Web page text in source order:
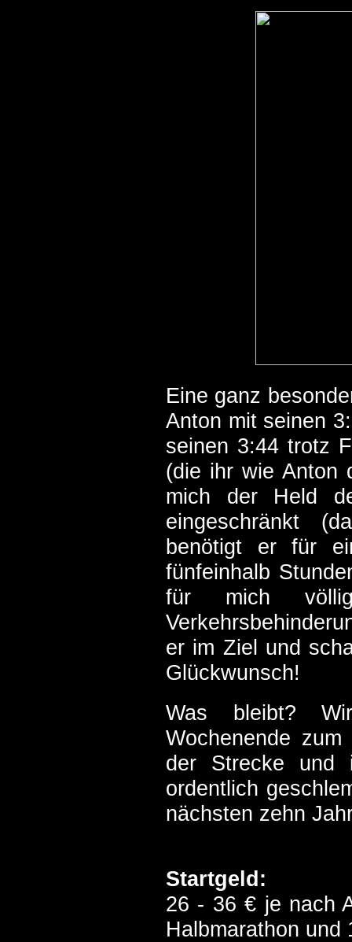
Eine ganz
Anton mit seinen
seinen 3:44 trotz
(die ihr wie Anton
mich der Held
eingeschränkt
benötigt er für
fünfeinhalb
für mich
er im Ziel und
Glückwunsch!
Was bleibt?
Wochenende
der Strecke und
ordentlich
nächsten zehn
Startgeld:
26 - 36 € je nach
Halbmarathon und